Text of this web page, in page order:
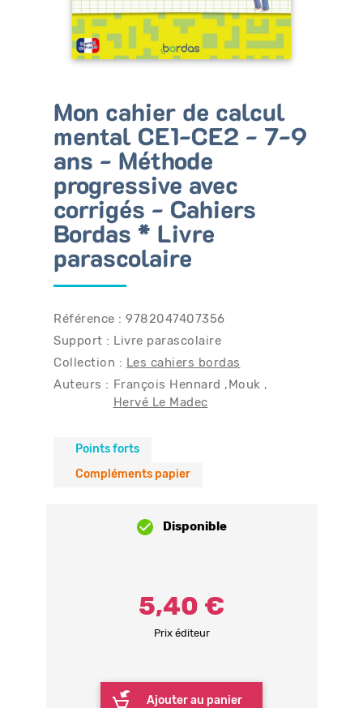
Téléchargez des ressources gratuites
Recevez des informations sur nos nouveautés
Mon cahier de calcul
mental CE1-CE2 - 7-9
ans - Méthode
progressive avec
corrigés - Cahiers
Bordas * Livre
parascolaire
Référence : 9782047407356
Support : Livre parascolaire
Collection : Les cahiers bordas
Auteurs : François Hennard
Mouk
Hervé Le Madec
Points forts
Compléments papier
Disponible
Prix éditeur
5,40 €
Ajouter au panier